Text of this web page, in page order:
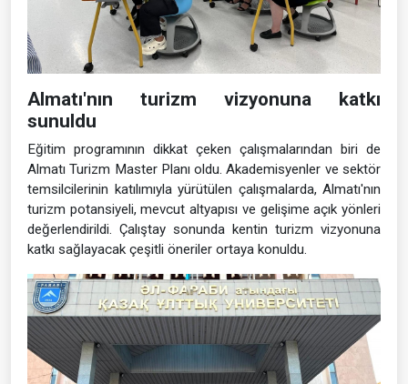
Almatı'nın turizm vizyonuna katkı
sunuldu
Eğitim programının dikkat çeken çalışmalarından biri de
Almatı Turizm Master Planı oldu. Akademisyenler ve sektör
temsilcilerinin katılımıyla yürütülen çalışmalarda, Almatı'nın
turizm potansiyeli, mevcut altyapısı ve gelişime açık yönleri
değerlendirildi. Çalıştay sonunda kentin turizm vizyonuna
katkı sağlayacak çeşitli öneriler ortaya konuldu.